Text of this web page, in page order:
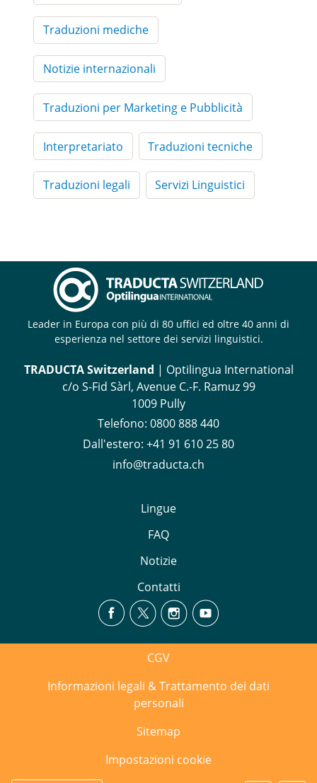
Traduzioni mediche
Notizie internazionali
Traduzioni per Marketing e Pubblicità
Interpretariato Traduzioni tecniche
Traduzioni legali Servizi Linguistici
Leader in Europa con più di 80 uffici ed oltre 40 anni di
esperienza nel settore dei servizi linguistici.
TRADUCTA Switzerland | Optilingua International
c/o S-Fid Sàrl, Avenue C.-F. Ramuz 99
1009 Pully
Telefono: 0800 888 440
Dall'estero: +41 91 610 25 80
info@traducta.ch
Lingue
FAQ
Notizie
Contatti
CGV
Informazioni legali & Trattamento dei dati
personali
Sitemap
Impostazioni cookie